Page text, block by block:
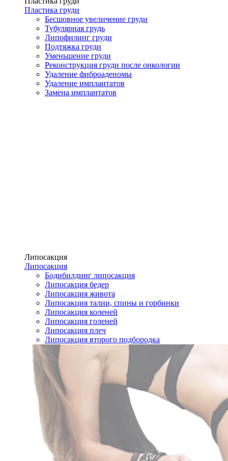
Пластика груди
Бесшовное увеличение груди
Тубулярная грудь
Липофилинг груди
Подтяжка груди
Уменьшение груди
Реконструкция груди после онкологии
Удаление фиброаденомы
Удаление имплантатов
Замена имплантатов
Липосакция
Липосакция
Бодибилдинг липосакция
Липосакция бедер
Липосакция живота
Липосакция талии, спины и горбинки
Липосакция коленей
Липосакция голеней
Липосакция плеч
Липосакция второго подбородка